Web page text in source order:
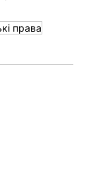
права